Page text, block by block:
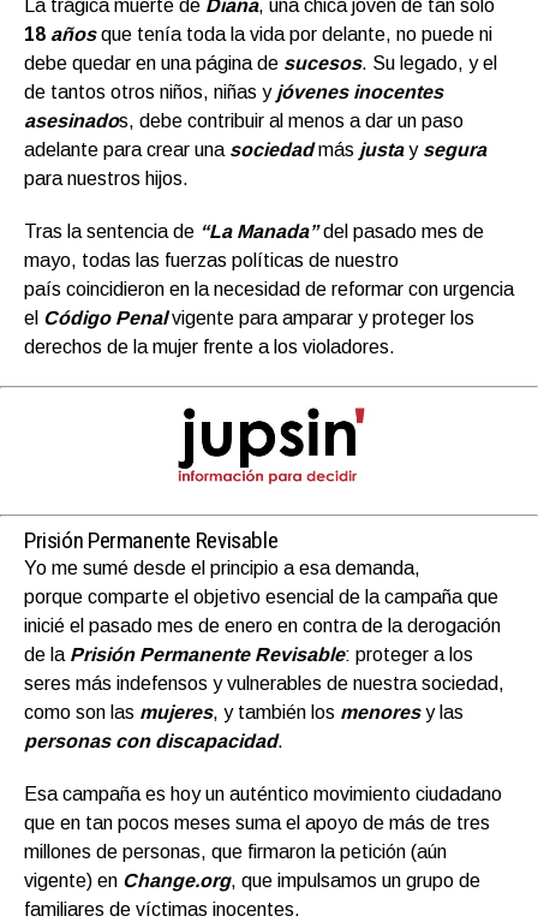
La trágica muerte de Diana, una chica joven de tan solo
18 añosque tenía toda la vida por delante, no puede ni
debe quedar en una página de sucesos. Su legado, y el
de tantos otros niños, niñas y jóvenes inocentes
asesinados, debe contribuir al menos a dar un paso
adelante para crear una sociedadmás justay segura
para nuestros hijos.
Tras la sentencia de “La Manada” del pasado mes de
mayo, todas las fuerzas políticas de nuestro
país coincidieron en la necesidad de reformar con urgencia
el Código Penal vigente para amparar y proteger los
derechos de la mujer frente a los violadores.
Prisión Permanente Revisable
Yo me sumé desde el principio a esa demanda,
porque comparte el objetivo esencial de la campaña que
inicié el pasado mes de enero en contra de la derogación
de la Prisión Permanente Revisable: proteger a los
seres más indefensos y vulnerables de nuestra sociedad,
como son las mujeres, y también los menores y las
personas con discapacidad.
Esa campaña es hoy un auténtico movimiento ciudadano
que en tan pocos meses suma el apoyo de más de tres
millones de personas, que firmaron la petición (aún
vigente) en Change.org, que impulsamos un grupo de
familiares de víctimas inocentes.